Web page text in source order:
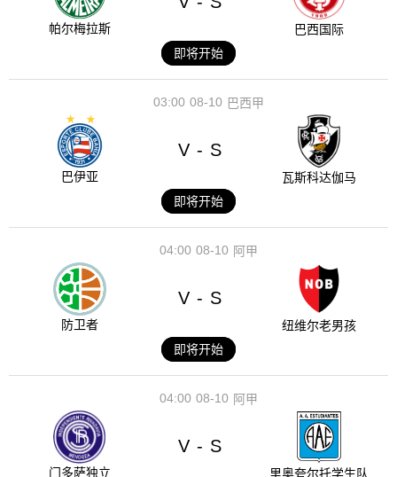
帕尔梅拉斯
巴西国际
即将开始
08-10
03:00 巴西甲
巴伊亚
V - S
瓦斯科达伽马
即将开始
08-10
04:00 阿甲
防卫者
V - S
纽维尔老男孩
即将开始
08-10
04:00 阿甲
门多萨独立
V - S
里奥夸尔托学生队